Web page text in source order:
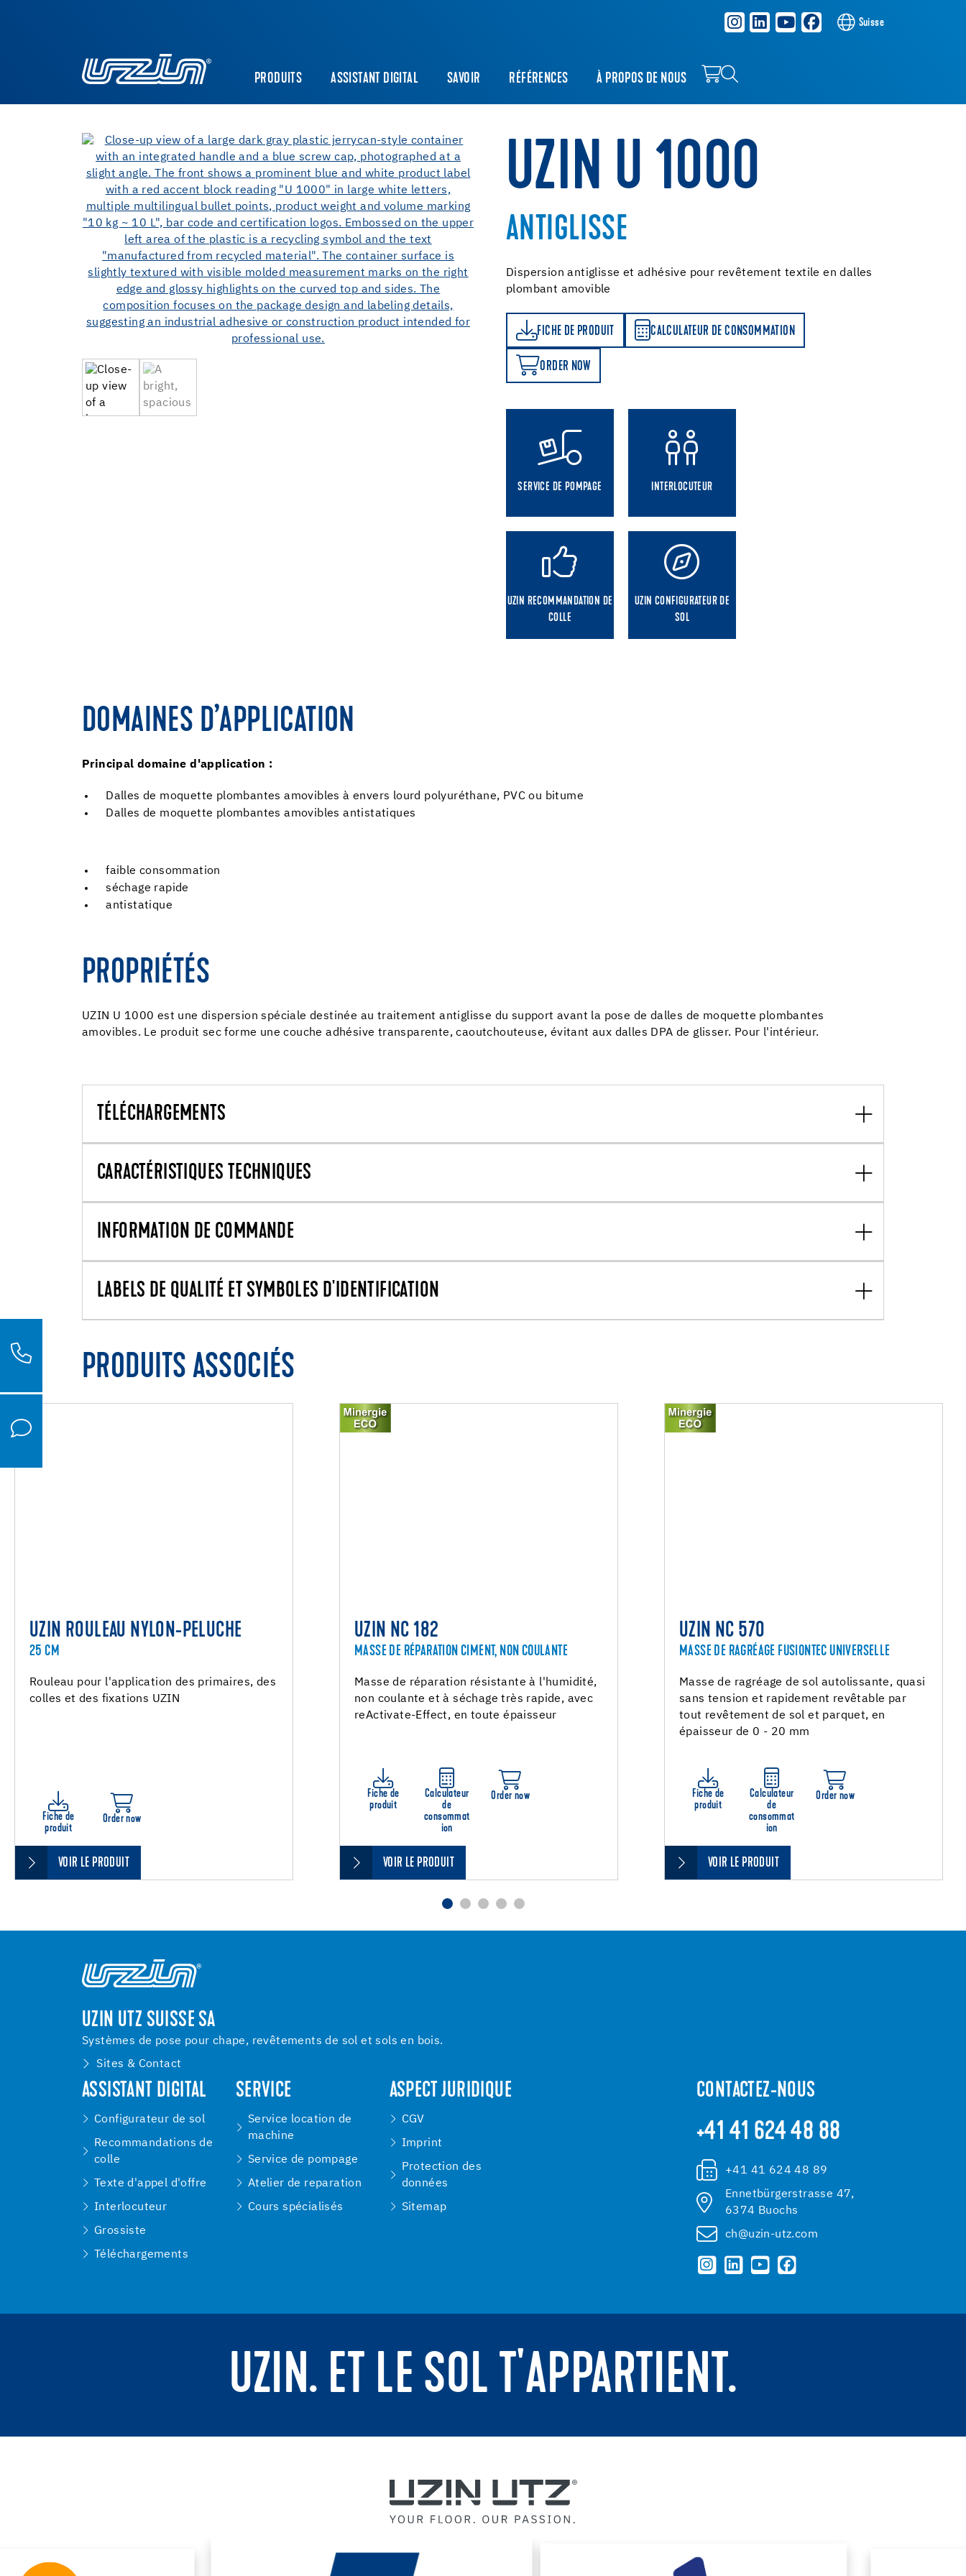
Suisse
PRODUITS ASSISTANT DIGITAL SAVOIR RÉFÉRENCES À PROPOS DE NOUS
UZIN U 1000
ANTIGLISSE
Dispersion antiglisse et adhésive pour revêtement textile en dalles
plombant amovible
FICHE DE PRODUIT
FICHE DE PRODUIT CALCULATEUR DE CONSOMMATION
CALCULATEUR DE CONSOMMATION
ORDER NOW
SERVICE DE POMPAGE INTERLOCUTEUR
UZIN RECOMMANDATION DE
COLLE
UZIN CONFIGURATEUR DE
SOL
DOMAINES D’APPLICATION
Principal domaine d'application :
Dalles de moquette plombantes amovibles à envers lourd polyuréthane, PVC ou bitume
Dalles de moquette plombantes amovibles antistatiques
faible consommation
séchage rapide
antistatique
PROPRIÉTÉS
UZIN U 1000 est une dispersion spéciale destinée au traitement antiglisse du support avant la pose de dalles de moquette plombantes
amovibles. Le produit sec forme une couche adhésive transparente, caoutchouteuse, évitant aux dalles DPA de glisser. Pour l'intérieur.
TÉLÉCHARGEMENTS
CARACTÉRISTIQUES TECHNIQUES
INFORMATION DE COMMANDE
LABELS DE QUALITÉ ET SYMBOLES D'IDENTIFICATION
PRODUITS ASSOCIÉS
UZIN ROULEAU NYLON-PELUCHE
25 CM
Rouleau pour l'application des primaires, des
colles et des fixations UZIN
Fiche de
produit
Order now
VOIR LE PRODUIT
UZIN NC 182
MASSE DE RÉPARATION CIMENT, NON COULANTE
Masse de réparation résistante à l'humidité,
non coulante et à séchage très rapide, avec
reActivate-Effect, en toute épaisseur
Fiche de
produit
Calculateur
de
consommat
ion
Order now
VOIR LE PRODUIT
UZIN NC 570
MASSE DE RAGRÉAGE FUSIONTEC UNIVERSELLE
Masse de ragréage de sol autolissante, quasi
sans tension et rapidement revêtable par
tout revêtement de sol et parquet, en
épaisseur de 0 - 20 mm
Fiche de
produit
Calculateur
de
consommat
ion
Order now
VOIR LE PRODUIT
UZIN UTZ SUISSE SA
Systèmes de pose pour chape, revêtements de sol et sols en bois.
Sites & Contact
ASSISTANT DIGITAL
Configurateur de sol
Recommandations de
colle
Texte d'appel d'offre
Interlocuteur
Grossiste
Téléchargements
SERVICE
Service location de
machine
Service de pompage
Atelier de reparation
Cours spécialisés
ASPECT JURIDIQUE
CGV
Imprint
Protection des
données
Sitemap
CONTACTEZ-NOUS
+41 41 624 48 88
+41 41 624 48 89
Ennetbürgerstrasse 47,
6374 Buochs
ch@uzin-utz.com
UZIN. ET LE SOL T'APPARTIENT.